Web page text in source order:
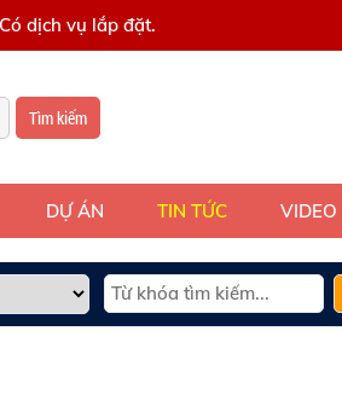
dịch vụ lắp đặt.
Tìm kiếm
DỰ ÁN TIN TỨC VIDEO